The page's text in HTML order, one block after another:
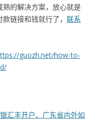
的解决方案，放心就是
链接和钱就行了， 联系
guozh.net/how-to-
汇丰开户、广东省内外如